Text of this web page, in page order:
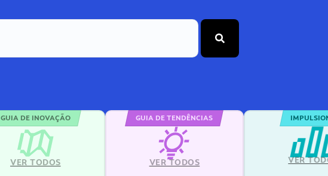
GUIA DE INOVAÇÃO
VER TODOS
GUIA DE TENDÊNCIAS
VER TODOS VER